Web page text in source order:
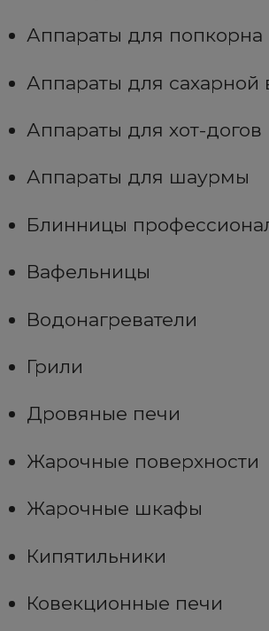
Аппараты для попкорна
Аппараты для сахарной
Аппараты для хот-догов
Аппараты для шаурмы
Блинницы
Вафельницы
Водонагреватели
Грили
Дровяные печи
Жарочные поверхности
Жарочные шкафы
Кипятильники
Ковекционные печи